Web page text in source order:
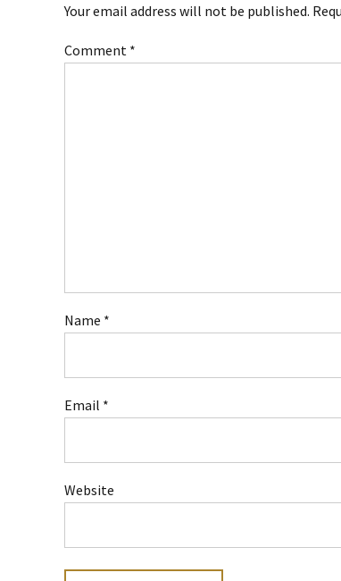
Your email address will not be published.
Comment *
Name *
Email *
Website